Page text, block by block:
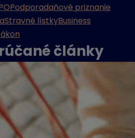
Podporadaňové priznanie
Stravné lístkyBusiness
články